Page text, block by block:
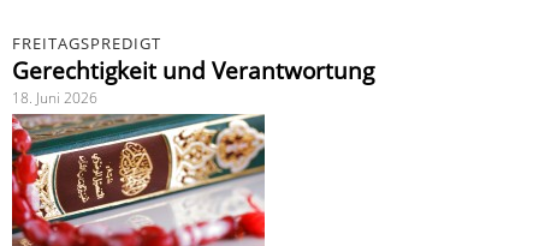
FREITAGSPREDIGT
Gerechtigkeit und Verantwortung
18. Juni 2026